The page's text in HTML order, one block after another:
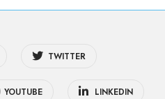
TWITTER
YOUTUBE LINKEDIN